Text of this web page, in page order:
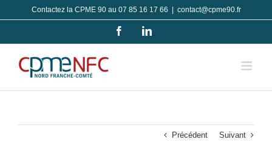
au
Contactez la CPME 90 au 07 85 16 17 66 contact@cpme90.fr
FacebookLinkedIn
Précédent Suivant